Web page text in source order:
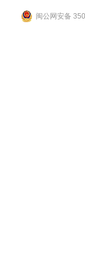
闽公网安备